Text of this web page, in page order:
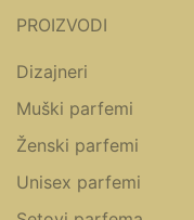
PROIZVODI
Dizajneri
Muški parfemi
Ženski parfemi
Unisex parfemi